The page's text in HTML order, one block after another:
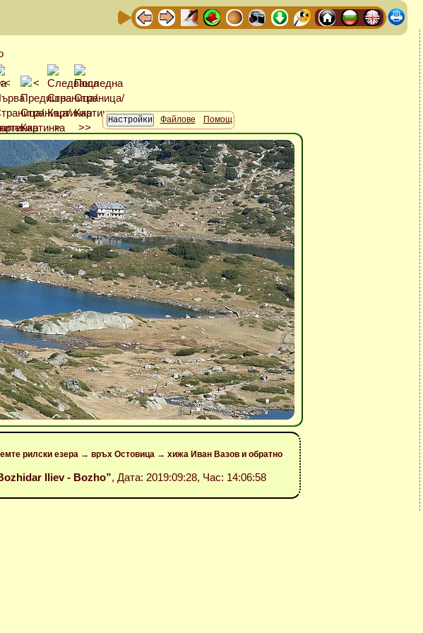
Файлове Помощ
рилски езера → връх Остовица → хижа Иван Вазов и обратно
Iliev - Bozho”, Дата: 2019:09:28, Час: 14:06:58